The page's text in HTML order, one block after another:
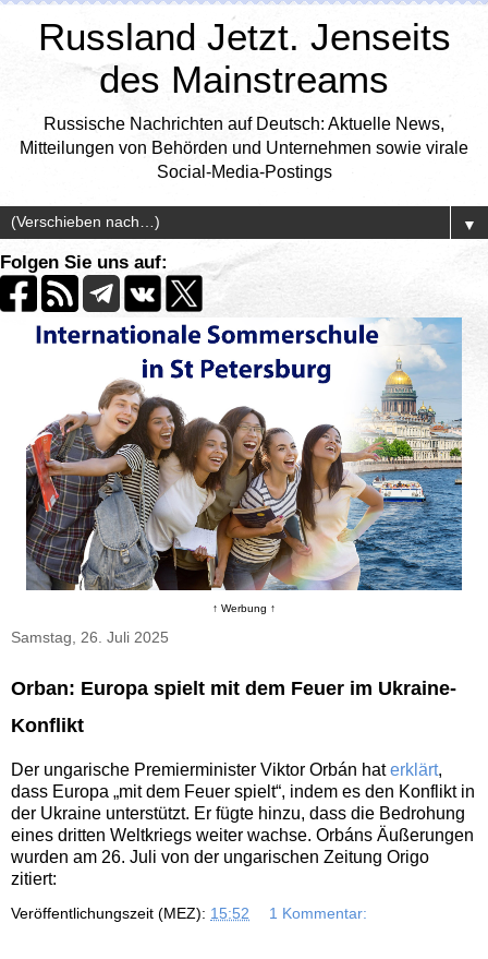
Russland Jetzt. Jenseits
des Mainstreams
Russische Nachrichten auf Deutsch: Aktuelle News,
Mitteilungen von Behörden und Unternehmen sowie virale
Social-Media-Postings
▼
Folgen Sie uns auf:
↑ Werbung ↑
Samstag, 26. Juli 2025
Orban: Europa spielt mit dem Feuer im Ukraine-
Konflikt
Der ungarische Premierminister Viktor Orbán haterklärt,
dass Europa „mit dem Feuer spielt“, indem es den Konflikt in
der Ukraine unterstützt. Er fügte hinzu, dass die Bedrohung
eines dritten Weltkriegs weiter wachse. Orbáns Äußerungen
wurden am 26. Juli von der ungarischen Zeitung Origo
zitiert:
Veröffentlichungszeit (MEZ): 15:52 1 Kommentar: